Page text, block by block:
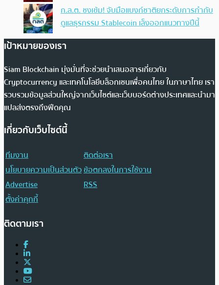
ก.ล.ต. ชงเข้ม! จับมือแบงก์ชาติยกระดับการกำกับ
ดูแลธุรกรรม Stablecoin เล็งออกแนวทางปีนี้
เป้าหมายของเรา
Siam Blockchain มุ่งมั่นที่จะช่วยนำเสนอสารเกี่ยวกับ
Cryptocurrency และเทคโนโลยีบล็อกเชนเพื่อคนไทย ในภาษาไทย เรา
รวบรวมข้อมูลส่วนใหญ่จากเว็บไซต์และเว็บบอร์ดต่างประเทศและนำมา
แปลส่งตรงถึงฟีดคุณ
เกี่ยวกับเว็บไซต์นี้
ทีมงาน
ติดต่อเรา
นโยบายความเป็นส่วนตัวข้อตกลงในการใช้งาน
Advertise
RSS
ตั้งค่าคุกกี้
ติดตามเรา